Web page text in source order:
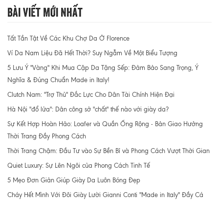
Bài Viết Mới Nhất
Tất Tần Tật Về Các Khu Chợ Da Ở Florence
Ví Da Nam Liệu Đã Hết Thời? Suy Ngẫm Về Một Biểu Tượng
5 Lưu Ý "Vàng" Khi Mua Cặp Da Tặng Sếp: Đảm Bảo Sang Trọng, Ý
Nghĩa & Đúng Chuẩn Made in Italy!
Clutch Nam: "Trợ Thủ" Đắc Lực Cho Dân Tài Chính Hiện Đại
Hà Nội "đổ lửa": Dân công sở "chất" thế nào với giày da?
Sự Kết Hợp Hoàn Hảo: Loafer và Quần Ống Rộng - Bản Giao Hưởng
Thời Trang Đầy Phong Cách
Thời Trang Chậm: Đầu Tư vào Sự Bền Bỉ và Phong Cách Vượt Thời Gian
Quiet Luxury: Sự Lên Ngôi của Phong Cách Tinh Tế
5 Mẹo Đơn Giản Giúp Giày Da Luôn Bóng Đẹp
Cháy Hết Mình Với Đôi Giày Lười Gianni Conti "Made in Italy" Đầy Cá